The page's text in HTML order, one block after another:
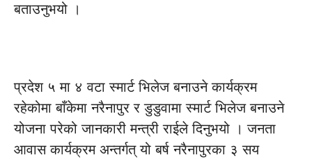
बताउनुभयो ।
प्रदेश ५ मा ४ वटा स्मार्ट भिलेज बनाउने कार्यक्रम
रहेकोमा बाँकेमा नरैनापुर र डुडुवामा स्मार्ट भिलेज बनाउने
योजना परेको जानकारी मन्त्री राईले दिनुभयो । जनता
आवास कार्यक्रम अन्तर्गत् यो बर्ष नरैनापुरका ३ सय